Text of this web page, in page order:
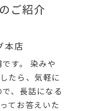
ご紹介
本店
す。 染みや
たら、気軽に
、長話になる
てお答えいた